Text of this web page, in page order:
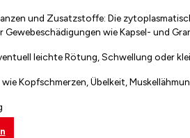
und Zusatzstoffe: Die
Gewebeschädigungen wie Kapsel- und
leichte Rötung, Schwellung oder
Kopfschmerzen, Übelkeit,